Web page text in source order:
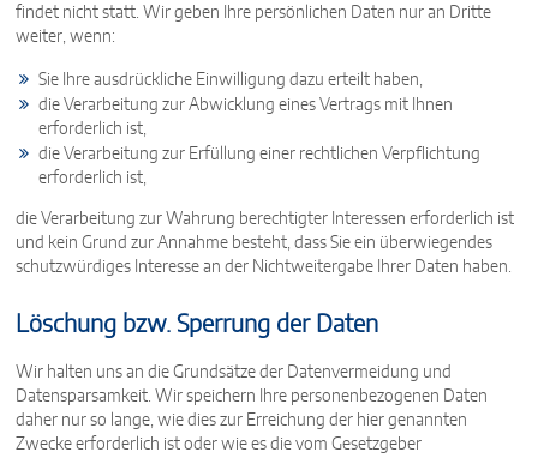
findet nicht statt. Wir geben Ihre persönlichen Daten nur an Dritte
weiter, wenn:
Sie Ihre ausdrückliche Einwilligung dazu erteilt haben,
die Verarbeitung zur Abwicklung eines Vertrags mit Ihnen
erforderlich ist,
die Verarbeitung zur Erfüllung einer rechtlichen Verpflichtung
erforderlich ist,
die Verarbeitung zur Wahrung berechtigter Interessen erforderlich ist
und kein Grund zur Annahme besteht, dass Sie ein überwiegendes
schutzwürdiges Interesse an der Nichtweitergabe Ihrer Daten haben.
Löschung bzw. Sperrung der Daten
Wir halten uns an die Grundsätze der Datenvermeidung und
Datensparsamkeit. Wir speichern Ihre personenbezogenen Daten
daher nur so lange, wie dies zur Erreichung der hier genannten
Zwecke erforderlich ist oder wie es die vom Gesetzgeber